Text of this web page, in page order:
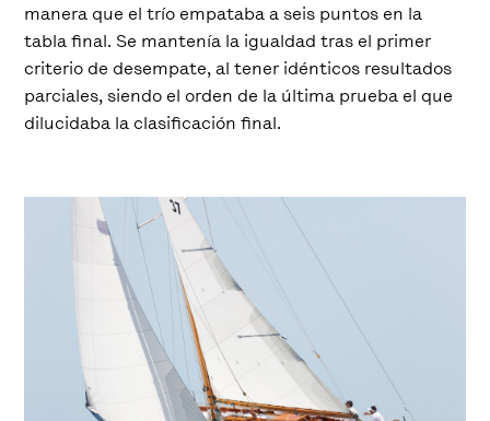
manera que el trío empataba a seis puntos en la
tabla final. Se mantenía la igualdad tras el primer
criterio de desempate, al tener idénticos resultados
parciales, siendo el orden de la última prueba el que
dilucidaba la clasificación final.